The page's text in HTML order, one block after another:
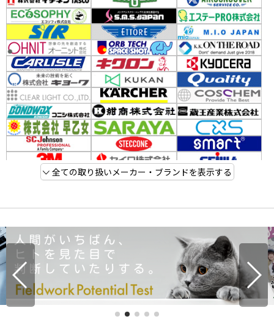
全ての取り扱いメーカー・ブランドを表示する